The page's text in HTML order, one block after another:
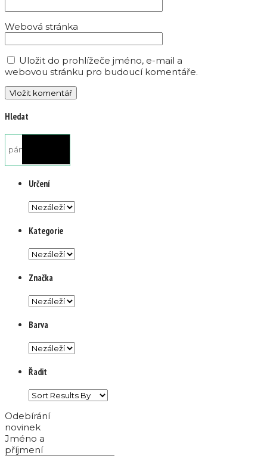
Webová stránka
Uložit do prohlížeče jméno, e-mail a
webovou stránku pro budoucí komentáře.
Hledat
Určení
Kategorie
Značka
Barva
Řadit
Odebírání
novinek
Jméno a
příjmení